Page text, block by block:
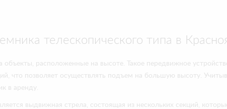
телескопического типа в
расположенные на высоте. Такое передвижное
что позволяет осуществлять подъем на большую высоту.
в аренду.
выдвижная стрела, состоящая из нескольких секций,